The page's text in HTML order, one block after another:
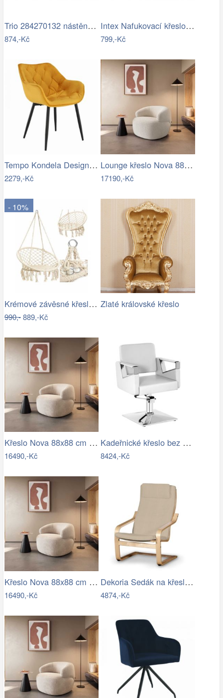
Trio 284270132 nástěnné svítidlo Kula |…
874,-Kč
Intex Nafukovací křeslo ULTRA LOUNGE
799,-Kč
Tempo Kondela Designové křeslo FEDRIS -…
2279,-Kč
Lounge křeslo Nova 88x88 cm bouclé…
17190,-Kč
- 10%
Krémové závěsné křeslo JULES 80 cm
990,-889,-Kč
Zlaté královské křeslo
Křeslo Nova 88x88 cm manšestr béžová
16490,-Kč
Kadeřnické křeslo bez opěrky na nohy…
8424,-Kč
Křeslo Nova 88x88 cm manšestr béžová
16490,-Kč
Dekoria Sedák na křeslo IKEA Poäng II,…
4874,-Kč